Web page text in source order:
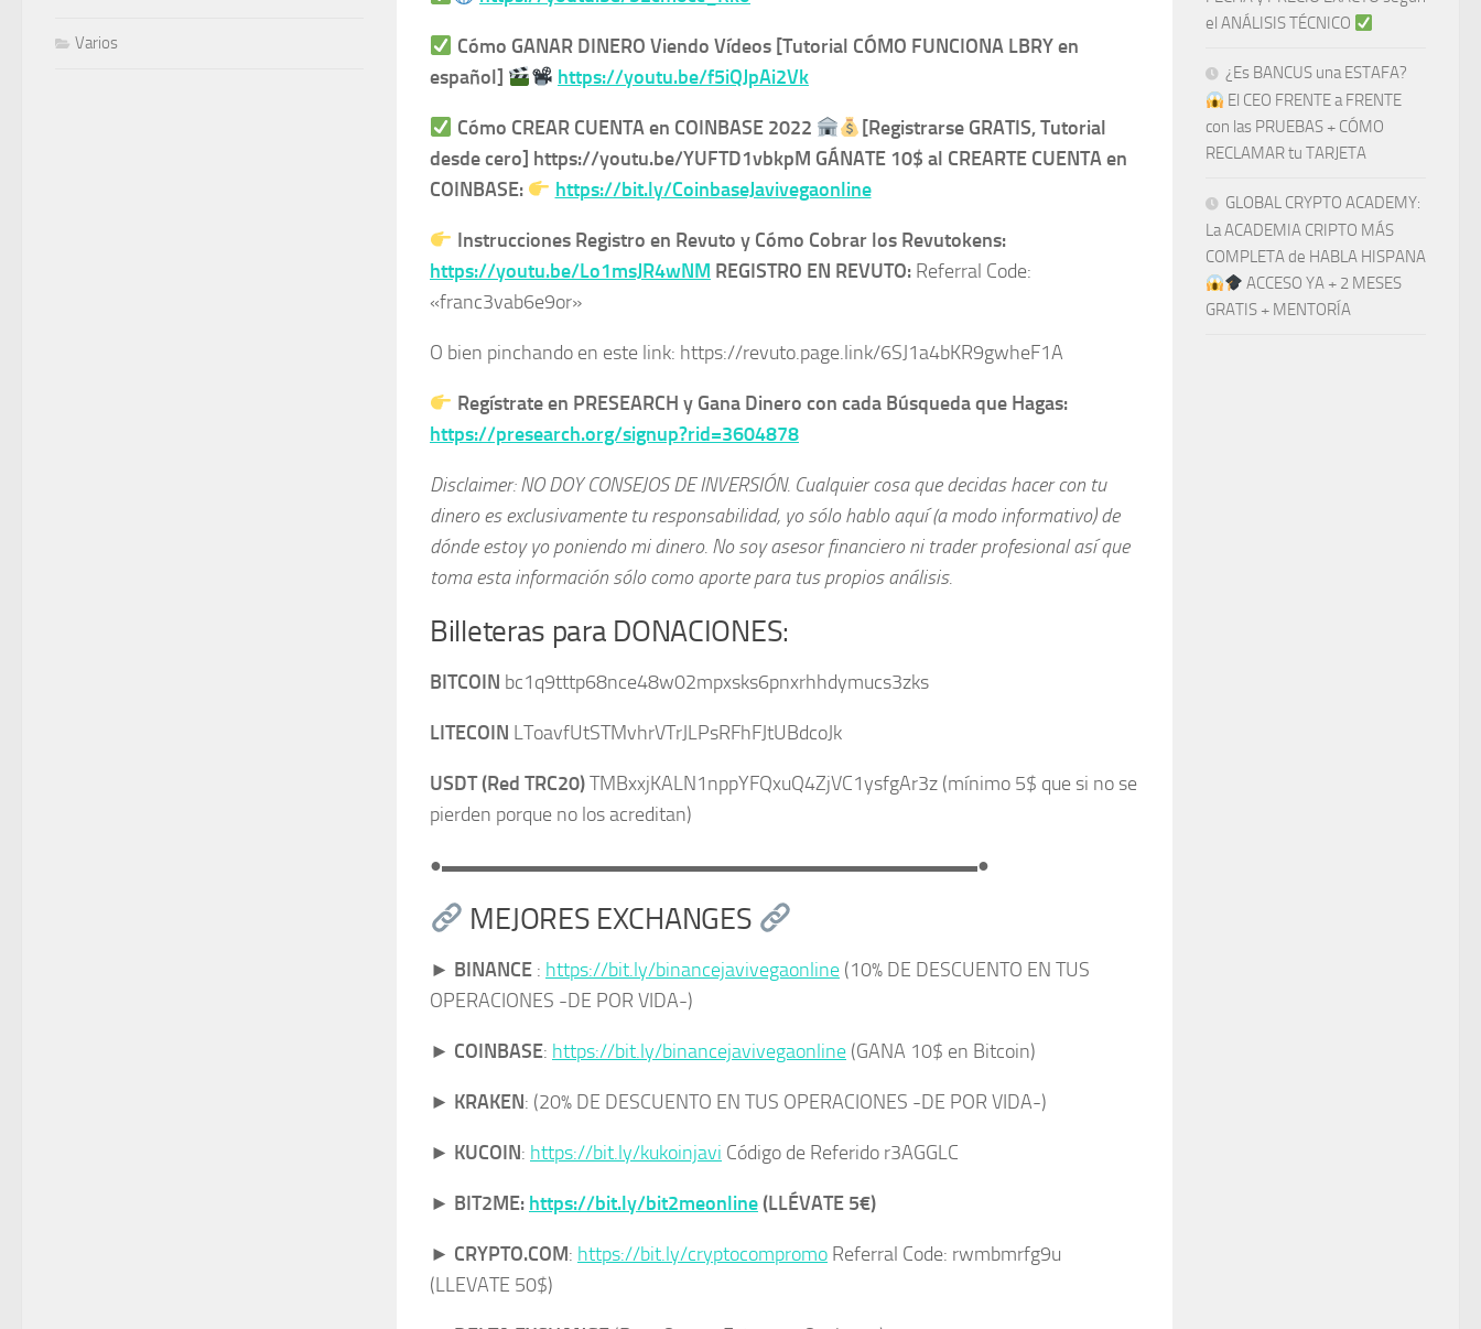
Cómo GANAR DINERO Viendo Vídeos [Tutorial CÓMO FUNCIONA LBRY en
español]
https://youtu.be/f5iQJpAi2Vk
Cómo CREAR CUENTA en COINBASE 2022
[Registrarse GRATIS, Tutorial
desde cero] https://youtu.be/YUFTD1vbkpM GÁNATE 10$ al CREARTE CUENTA en
COINBASE:
https://bit.ly/CoinbaseJavivegaonline
Instrucciones Registro en Revuto y Cómo Cobrar los Revutokens:
https://youtu.be/Lo1msJR4wNM REGISTRO EN REVUTO: Referral Code:
«franc3vab6e9or»
O bien pinchando en este link: https://revuto.page.link/6SJ1a4bKR9gwheF1A
Regístrate en PRESEARCH y Gana Dinero con cada Búsqueda que Hagas:
https://presearch.org/signup?rid=3604878
Disclaimer: NO DOY CONSEJOS DE INVERSIÓN. Cualquier cosa que decidas hacer con tu
dinero es exclusivamente tu responsabilidad, yo sólo hablo aquí (a modo informativo) de
dónde estoy yo poniendo mi dinero. No soy asesor financiero ni trader profesional así que
toma esta información sólo como aporte para tus propios análisis.
Billeteras para DONACIONES:
BITCOIN bc1q9tttp68nce48w02mpxsks6pnxrhhdymucs3zks
LITECOIN LToavfUtSTMvhrVTrJLPsRFhFJtUBdcoJk
USDT (Red TRC20)TMBxxjKALN1nppYFQxuQ4ZjVC1ysfgAr3z (mínimo 5$ que si no se
pierden porque no los acreditan)
●▬▬▬▬▬▬▬▬▬▬▬▬▬▬▬▬▬▬▬▬▬▬▬▬▬▬▬●
MEJORES EXCHANGES
► BINANCE : https://bit.ly/binancejavivegaonline (10% DE DESCUENTO EN TUS
OPERACIONES -DE POR VIDA-)
► COINBASE: https://bit.ly/binancejavivegaonline (GANA 10$ en Bitcoin)
► KRAKEN: (20% DE DESCUENTO EN TUS OPERACIONES -DE POR VIDA-)
► KUCOIN: https://bit.ly/kukoinjavi Código de Referido r3AGGLC
► BIT2ME: https://bit.ly/bit2meonline(LLÉVATE 5€)
► CRYPTO.COM: https://bit.ly/cryptocompromo Referral Code: rwmbmrfg9u
(LLEVATE 50$)
Varios
el ANÁLISIS TÉCNICO
¿Es BANCUS una ESTAFA?
El CEO FRENTE a FRENTE
con las PRUEBAS + CÓMO
RECLAMAR tu TARJETA
GLOBAL CRYPTO ACADEMY:
La ACADEMIA CRIPTO MÁS
COMPLETA de HABLA HISPANA
ACCESO YA + 2 MESES
GRATIS + MENTORÍA